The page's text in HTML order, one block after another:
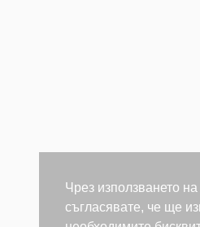
Чрез използването на
съгласявате, че ще